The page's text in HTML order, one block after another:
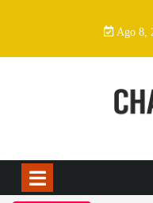
Ago 8,